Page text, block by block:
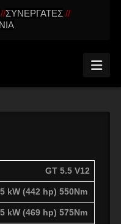
//ΣΥΝΕΡΓΑΤΕΣ //
tuning
Vmax
GT 5.5 V12
kW (442 hp) 550Nm
kW (469 hp) 575Nm